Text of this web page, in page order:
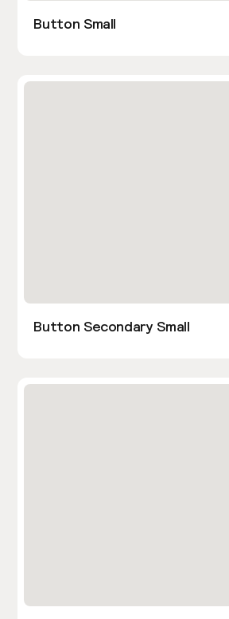
Button Small
Button Secondary Small